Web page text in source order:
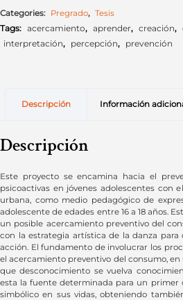
Categories: Pregrado, Tesis
Tags: acercamiento, aprender, creación,
interpretación, percepción, prevención
Descripción Información
Descripción
Este proyecto se encamina hacia el
psicoactivas en jóvenes adolescentes con
urbana, como medio pedagógico de
adolescente de edades entre 16 a 18 años.
un posible acercamiento preventivo del
con la estrategia artística de la danza para
acción. El fundamento de involucrar los
el acercamiento preventivo del consumo,
que desconocimiento se vuelva
esta la fuente determinada para un
simbólico en sus vidas, obteniendo